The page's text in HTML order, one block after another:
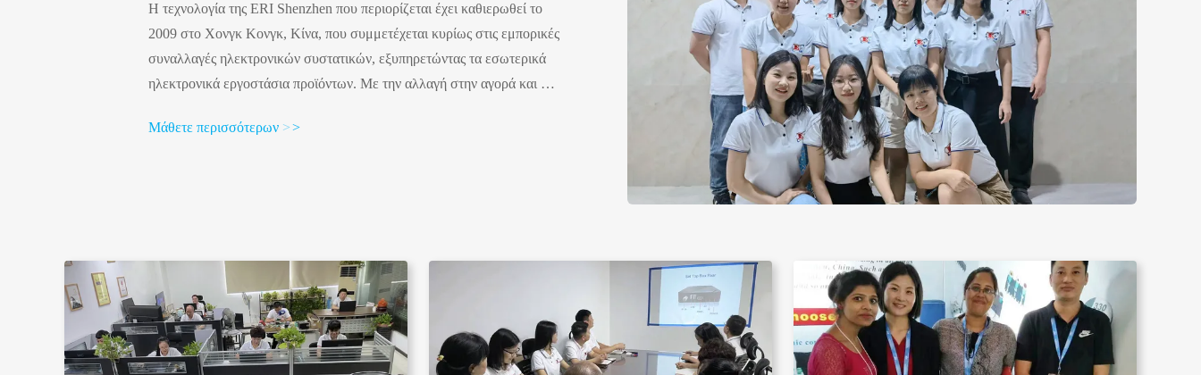
Η τεχνολογία της ERI Shenzhen που περιορίζεται έχει καθιερωθεί το
2009 στο Χονγκ Κονγκ, Κίνα, που συμμετέχεται κυρίως στις εμπορικές
συναλλαγές ηλεκτρονικών συστατικών, εξυπηρετώντας τα εσωτερικά
ηλεκτρονικά εργοστάσια προϊόντων. Με την αλλαγή στην αγορά και την
διεθνές εμπόριο μας το 2012, που εξυπηρετεί τις εκατοντάδες πελάτης
Μάθετε περισσότερων >>